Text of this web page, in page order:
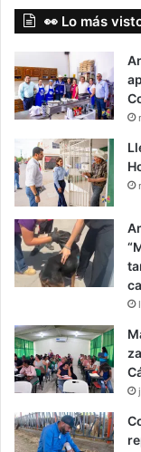
👀 Lo más